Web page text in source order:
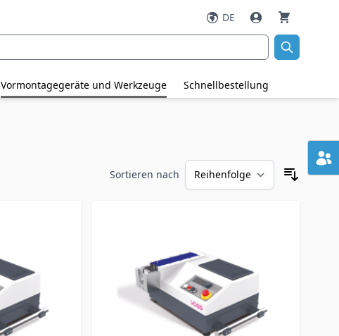
DE
Vormontagegeräte und Werkzeuge Schnellbestellung
Sortieren nach